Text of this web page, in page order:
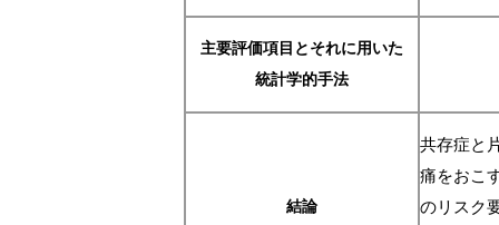
主要評価項目とそれに用いた
統計学的手法
結論
共存症と
痛をおこ
のリスク